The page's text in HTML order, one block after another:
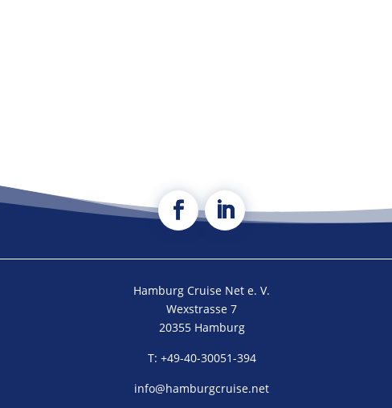
Hamburg Cruise Net e. V.
Wexstrasse 7
20355 Hamburg
T: +49-40-30051-394
info@hamburgcruise.net